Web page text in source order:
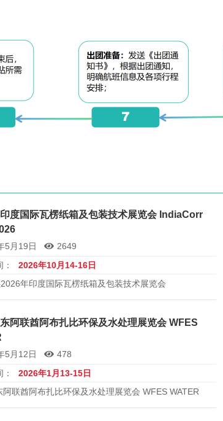
度国际瓦楞纸箱及包装技术展览会 IndiaCorr
5月19日
2649
2026年10月14-16日
年印度国际瓦楞纸箱及包装技术展览会
球包装机械市场。
阿联酋阿布扎比环保及水处理展览会 WFES
5月12日
478
2026年1月13-15日
阿联酋阿布扎比环保及水处理展览会 WFES WATER